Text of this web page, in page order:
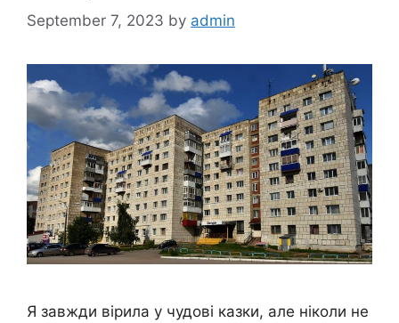
September 7, 2023 by admin
Я завжди вірила у чудові казки, але ніколи не